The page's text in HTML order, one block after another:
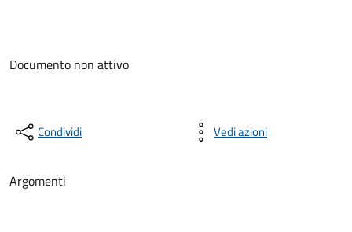
Documento non attivo
Condividi Vedi azioni
Argomenti